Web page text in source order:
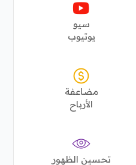
سيو
يوتيوب
مضاعفة
الأرباح
تحسين الظهور